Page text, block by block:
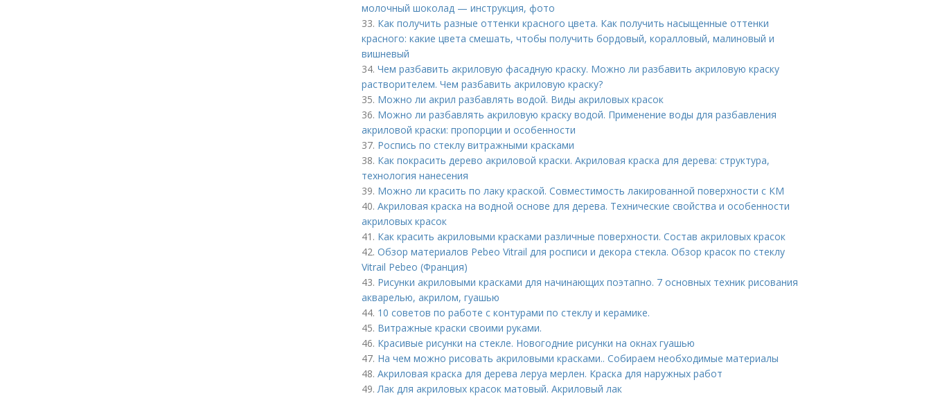
молочный шоколад — инструкция, фото
33. Как получить разные оттенки красного цвета. Как получить насыщенные оттенки
красного: какие цвета смешать, чтобы получить бордовый, коралловый, малиновый и
вишневый
34. Чем разбавить акриловую фасадную краску. Можно ли разбавить акриловую краску
растворителем. Чем разбавить акриловую краску?
35. Можно ли акрил разбавлять водой. Виды акриловых красок
36. Можно ли разбавлять акриловую краску водой. Применение воды для разбавления
акриловой краски: пропорции и особенности
37. Роспись по стеклу витражными красками
38. Как покрасить дерево акриловой краски. Акриловая краска для дерева: структура,
технология нанесения
39. Можно ли красить по лаку краской. Совместимость лакированной поверхности с КМ
40. Акриловая краска на водной основе для дерева. Технические свойства и особенности
акриловых красок
41. Как красить акриловыми красками различные поверхности. Состав акриловых красок
42. Обзор материалов Pebeo Vitrail для росписи и декора стекла. Обзор красок по стеклу
Vitrail Pebeo (Франция)
43. Рисунки акриловыми красками для начинающих поэтапно. 7 основных техник рисования
акварелью, акрилом, гуашью
44. 10 советов по работе с контурами по стеклу и керамике.
45. Витражные краски своими руками.
46. Красивые рисунки на стекле. Новогодние рисунки на окнах гуашью
47. На чем можно рисовать акриловыми красками.. Собираем необходимые материалы
48. Акриловая краска для дерева леруа мерлен. Краска для наружных работ
49.Лак для акриловых красок матовый. Акриловый лак